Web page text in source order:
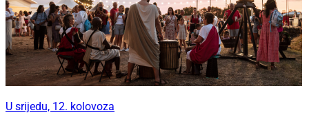
U srijedu, 12. kolovoza